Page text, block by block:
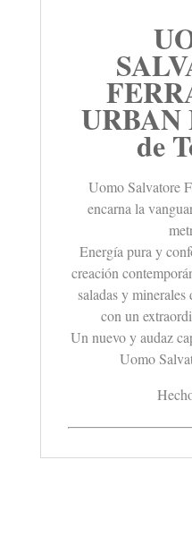
URBAN
de
Uomo Salvatore
encarna la
Energía pura y
creación
saladas y
con un
Un nuevo y audaz
Uomo